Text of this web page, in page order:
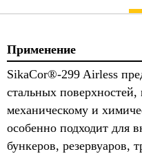
Применение
SikaCor®-299 Airless
стальных
механическому и
особенно подходит для
бункеров, резервуаров,